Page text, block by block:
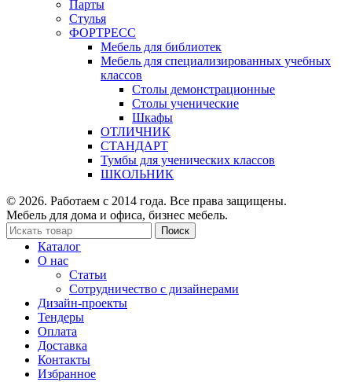
Парты
Стулья
ФОРТРЕСС
Мебель для библиотек
Мебель для специализированных учебных
классов
Столы демонстрационные
Столы ученические
Шкафы
ОТЛИЧНИК
СТАНДАРТ
Тумбы для ученических классов
ШКОЛЬНИК
© 2026. Работаем с 2014 года. Все права защищены.
Мебель для дома и офиса, бизнес мебель.
Поиск
Каталог
О нас
Статьи
Сотрудничество с дизайнерами
Дизайн-проекты
Тендеры
Оплата
Доставка
Контакты
Избранное